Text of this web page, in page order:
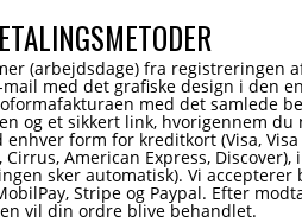
(arbejdsdage) fra registreringen
med det grafiske design i den
med det samlede
og et sikkert link, hvorigennem du
form for kreditkort (Visa, Visa
American Express, Discover),
sker automatisk). Vi accepterer
Stripe og Paypal. Efter
vil din ordre blive behandlet.